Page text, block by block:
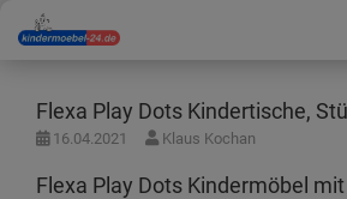
Flexa Play Dots Kindertische,
16.04.2021 Klaus Kochan
Flexa Play Dots Kindermöbel